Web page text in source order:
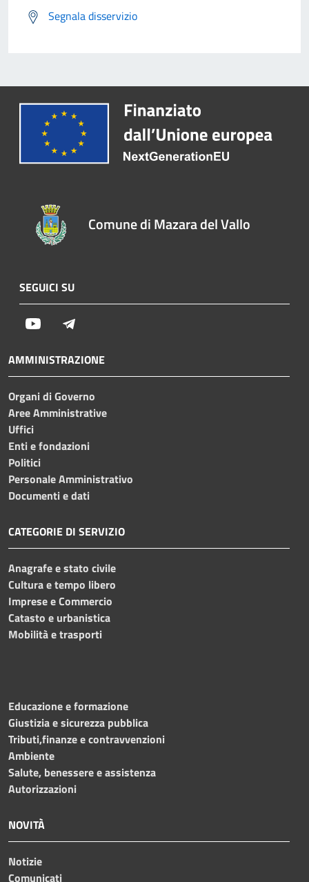
Segnala disservizio
Comune di Mazara del Vallo
SEGUICI SU
Youtube
AMMINISTRAZIONE
Organi di Governo
Aree Amministrative
Uffici
Enti e fondazioni
Politici
Personale Amministrativo
Documenti e dati
CATEGORIE DI SERVIZIO
Anagrafe e stato civile
Cultura e tempo libero
Imprese e Commercio
Catasto e urbanistica
Mobilità e trasporti
Educazione e formazione
Giustizia e sicurezza pubblica
Tributi,finanze e contravvenzioni
Ambiente
Salute, benessere e assistenza
Autorizzazioni
NOVITÀ
Notizie
Comunicati